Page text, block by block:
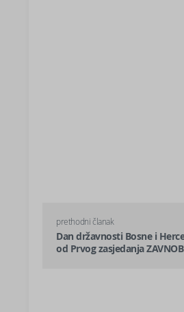
prethodni članak
Dan državnosti Bosne i
od Prvog zasjedanja